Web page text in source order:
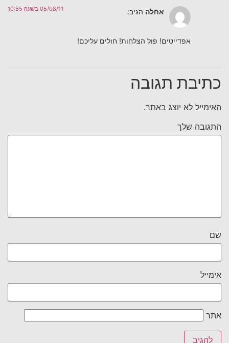
אחלה הגיב: 05/08/11 בשעה 10:55
אפדייטים! פול הצלחות! חולים עליכם!
כתיבת תגובה
האימייל לא יוצג באתר.
התגובה שלך
שם
אימייל
אתר